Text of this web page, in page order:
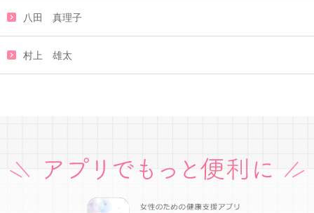
八田 真理子
村上 雄太